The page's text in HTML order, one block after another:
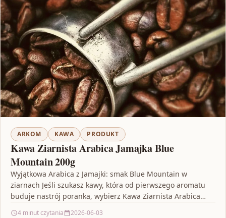
ARKOM KAWA PRODUKT
Kawa Ziarnista Arabica Jamajka Blue
Mountain 200g
Wyjątkowa Arabica z Jamajki: smak Blue Mountain w
ziarnach Jeśli szukasz kawy, która od pierwszego aromatu
buduje nastrój poranka, wybierz Kawa Ziarnista Arabica
4 minut czytania 2026-06-03